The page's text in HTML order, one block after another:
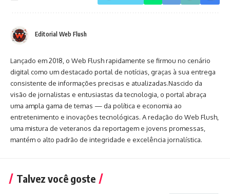
Editorial Web Flush
Lançado em 2018, o Web Flush rapidamente se firmou no cenário
digital como um destacado portal de notícias, graças à sua entrega
consistente de informações precisas e atualizadas.Nascido da
visão de jornalistas e entusiastas da tecnologia, o portal abraça
uma ampla gama de temas — da política e economia ao
entretenimento e inovações tecnológicas. A redação do Web Flush,
uma mistura de veteranos da reportagem e jovens promessas,
mantém o alto padrão de integridade e excelência jornalística.
Talvez você goste